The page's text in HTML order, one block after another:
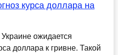
курса доллара на
ожидается
доллара к гривне. Такой